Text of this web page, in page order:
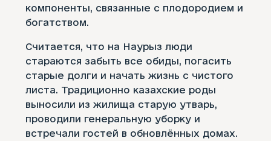
компоненты, связанные с плодородием и
богатством.
Считается, что на Наурыз люди
стараются забыть все обиды, погасить
старые долги и начать жизнь с чистого
листа. Традиционно казахские роды
выносили из жилища старую утварь,
проводили генеральную уборку и
встречали гостей в обновлённых домах.